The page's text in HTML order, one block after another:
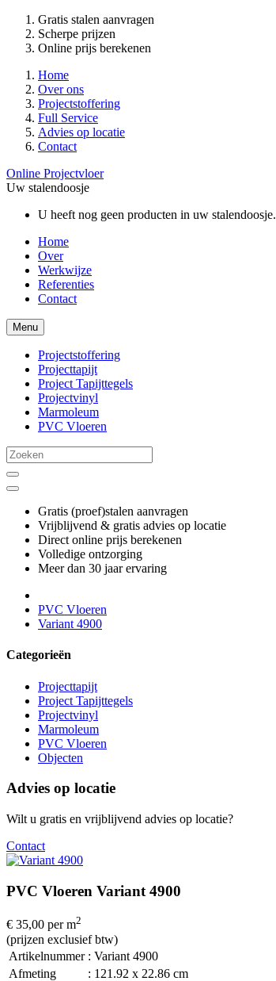
Gratis stalen aanvragen
Scherpe prijzen
Online prijs berekenen
Home
Over ons
Projectstoffering
Full Service
Advies op locatie
Contact
Online Projectvloer
Uw stalendoosje
U heeft nog geen producten in uw stalendoosje.
Home
Over
Werkwijze
Referenties
Contact
Menu
Projectstoffering
Projecttapijt
Project Tapijttegels
Projectvinyl
Marmoleum
PVC Vloeren
Gratis (proef)stalen aanvragen
Vrijblijvend & gratis advies op locatie
Direct online prijs berekenen
Volledige ontzorging
Meer dan 30 jaar ervaring
PVC Vloeren
Variant 4900
Categorieën
Projecttapijt
Project Tapijttegels
Projectvinyl
Marmoleum
PVC Vloeren
Objecten
Advies op locatie
Wilt u gratis en vrijblijvend advies op locatie?
Contact
PVC Vloeren Variant 4900
€ 35,00 per m2
(prijzen exclusief btw)
Artikelnummer : Variant 4900
Afmeting
: 121.92 x 22.86 cm